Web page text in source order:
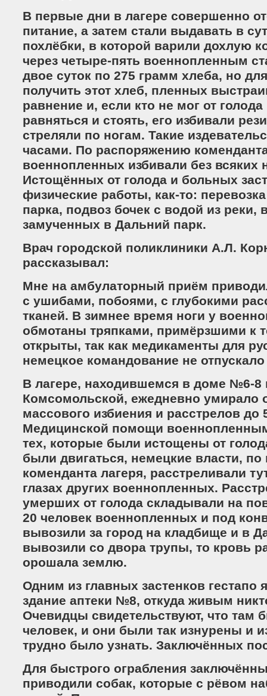
В первые дни в лагере совершенно
питание, а затем стали выдавать в
похлёбки, в которой варили дохлую
через четыре-пять военнопленным
двое суток по 275 грамм хлеба, но
получить этот хлеб, пленных
равнение и, если кто не мог от
равняться и стоять, его избивали
стреляли по ногам. Такие
часами. По распоряжению
военнопленных избивали без всяких
Истощённых от голода и больных
физические работы, как-то:
парка, подвоз бочек с водой из
замученных в Дальний парк.
Врач городской поликлиники А.Л.
рассказывал:
Мне на амбулаторный приём
с ушибами, побоями, с глубокими
тканей. В зимнее время ноги у
обмотаны тряпками, примёрзшими к
открыты, так как медикаменты для
немецкое командование не отпускало
В лагере, находившемся в доме №6-8
Комсомольской, ежедневно умирало
массового избиения и расстрелов до
Медицинской помощи
тех, которые были истощены от
были двигаться, немецкие власти, по
коменданта лагеря, расстреливали
глазах других военнопленных.
умерших от голода складывали на
20 человек военнопленных и под
вывозили за город на кладбище и в
вывозили со двора трупы, то кровь
орошала землю.
Одним из главных застенков гестапо
здание аптеки №8, откуда живым
Очевидцы свидетельствуют, что там
человек, и они были так изнурены и
трудно было узнать. Заключённых
Для быстрого ограбления
приводили собак, которые с рёвом